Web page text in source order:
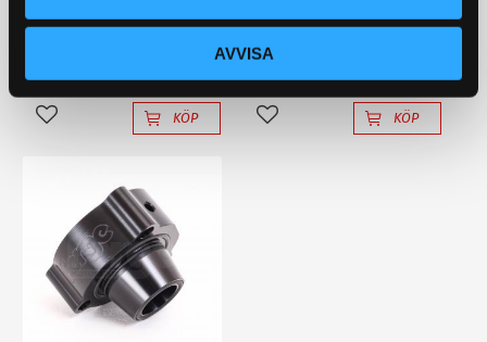
AVVISA
359KR
Lägg till i favoriter
KÖP
ljusförstärkande
reflektorlins och krossar
195
Lägg till i favoriter
KÖP